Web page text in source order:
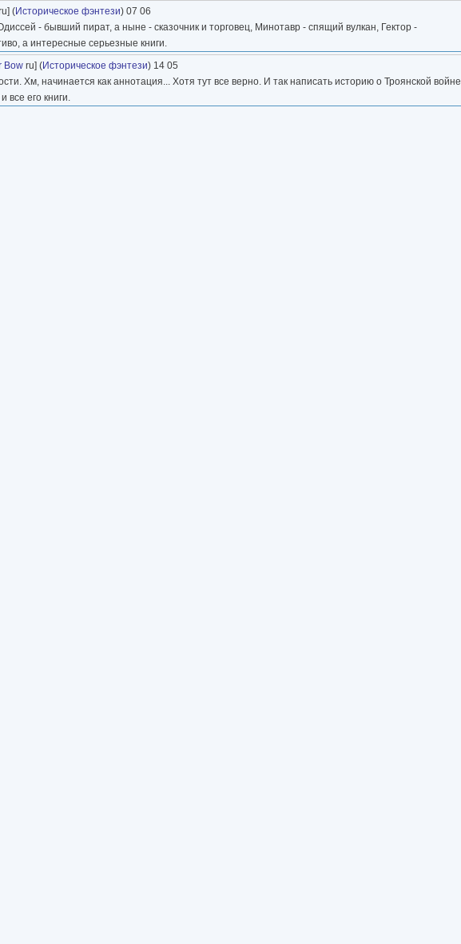
(Историческое фэнтези) 07 06
- бывший пират, а ныне - сказочник и торговец, Минотавр - спящий вулкан, Гектор -
а интересные серьезные книги.
Bow ru] (Историческое фэнтези) 14 05
Хм, начинается как аннотация... Хотя тут все верно. И так написать историю о Троянской войне
все его книги.